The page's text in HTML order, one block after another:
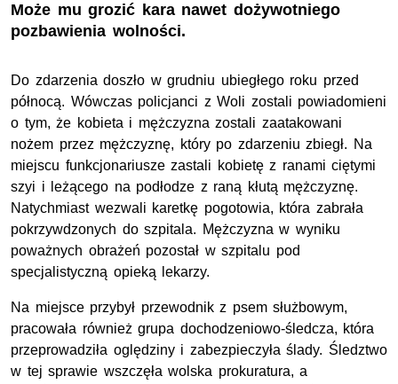
Może mu grozić kara nawet dożywotniego
pozbawienia wolności.
Do zdarzenia doszło w grudniu ubiegłego roku przed
północą. Wówczas policjanci z Woli zostali powiadomieni
o tym, że kobieta i mężczyzna zostali zaatakowani
nożem przez mężczyznę, który po zdarzeniu zbiegł. Na
miejscu funkcjonariusze zastali kobietę z ranami ciętymi
szyi i leżącego na podłodze z raną kłutą mężczyznę.
Natychmiast wezwali karetkę pogotowia, która zabrała
pokrzywdzonych do szpitala. Mężczyzna w wyniku
poważnych obrażeń pozostał w szpitalu pod
specjalistyczną opieką lekarzy.
Na miejsce przybył przewodnik z psem służbowym,
pracowała również grupa dochodzeniowo-śledcza, która
przeprowadziła oględziny i zabezpieczyła ślady. Śledztwo
w tej sprawie wszczęła wolska prokuratura, a